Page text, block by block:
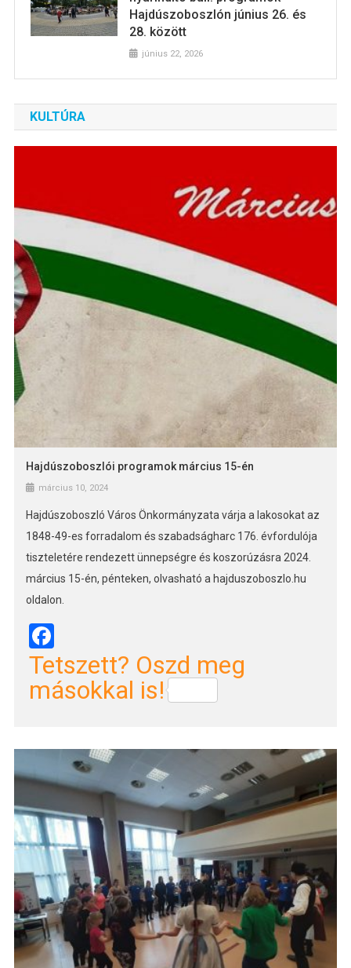
Hajdúszoboszlón június 26. és
28. között
június 22, 2026
KULTÚRA
Hajdúszoboszlói programok március 15-én
március 10, 2024
Hajdúszoboszló Város Önkormányzata várja a lakosokat az
1848-49-es forradalom és szabadságharc 176. évfordulója
tiszteletére rendezett ünnepségre és koszorúzásra 2024.
március 15-én, pénteken, olvasható a hajduszoboszlo.hu
oldalon.
Facebook
Tetszett? Oszd meg
másokkal is!